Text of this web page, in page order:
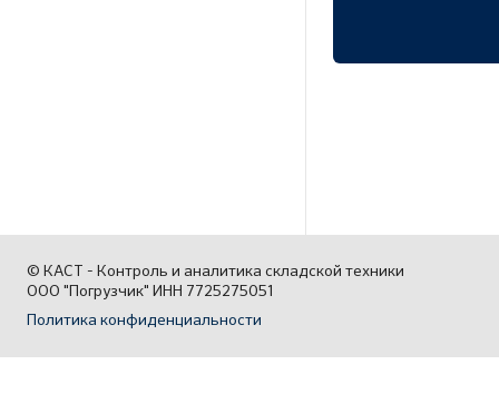
© КАСТ - Контроль и аналитика складской техники
ООО "Погрузчик" ИНН 7725275051
Политика конфиденциальности